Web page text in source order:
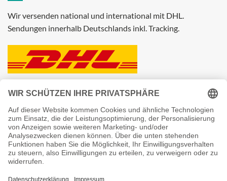
Wir versenden national und international mit DHL.
Sendungen innerhalb Deutschlands inkl. Tracking.